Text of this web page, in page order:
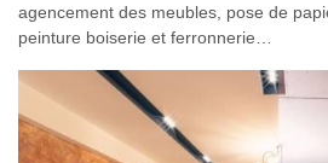
agencement des meubles, pose de
peinture boiserie et ferronnerie…